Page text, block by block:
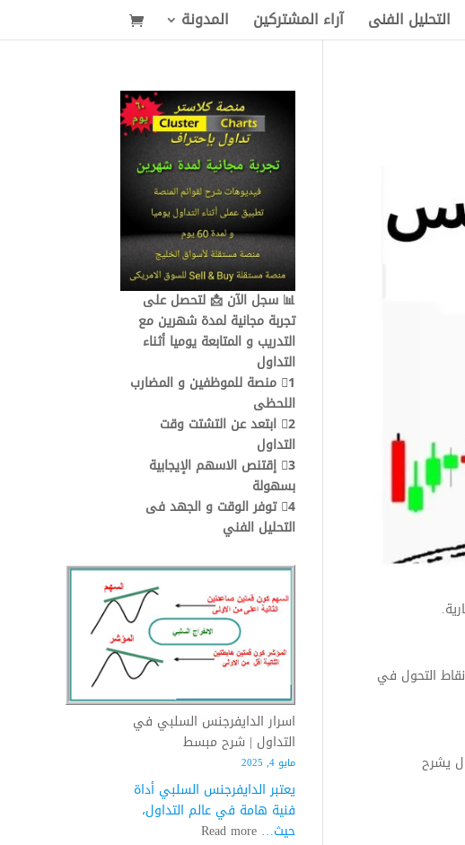
التحليل الفنى آراء المشتركين المدونة
التحول في
يشرح
📊 سجل الآن 📩 لتحصل على
تجربة مجانية لمدة شهرين مع
التدريب و المتابعة يوميا أثناء
التداول
1⃣ منصة للموظفين و المضارب
اللحظى
2⃣ ابتعد عن التشتت وقت
التداول
3⃣ إقتنص الاسهم الإيجابية
بسهولة
4⃣ توفر الوقت و الجهد فى
التحليل الفني
اسرار الدايفرجنس السلبي في
التداول | شرح مبسط
مايو 4, 2025
يعتبر الدايفرجنس السلبي أداة
فنية هامة في عالم التداول،
حيث…Read more
: